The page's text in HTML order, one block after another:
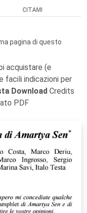
CITAMI
pagina di questo
acquistare (e
facili indicazioni per
Download Credits
PDF